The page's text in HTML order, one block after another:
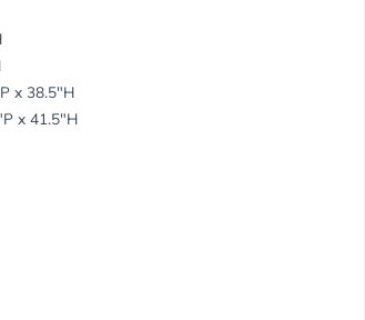
x 38.5″H
x 41.5″H